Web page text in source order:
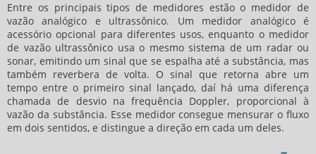
Entre os principais tipos de medidores estão o medidor de
vazão analógico e ultrassônico. Um medidor analógico é
acessório opcional para diferentes usos, enquanto o medidor
de vazãoultrassônico usa o mesmo sistema de um radar ou
sonar, emitindo um sinal que se espalha até a substância, mas
também reverbera de volta. O sinal que retorna abre um
tempo entre o primeiro sinal lançado, daí há uma diferença
chamada de desvio na frequência Doppler, proporcional à
vazão da substância. Esse medidor consegue mensurar o fluxo
em dois sentidos, e distingue a direção em cada um deles.